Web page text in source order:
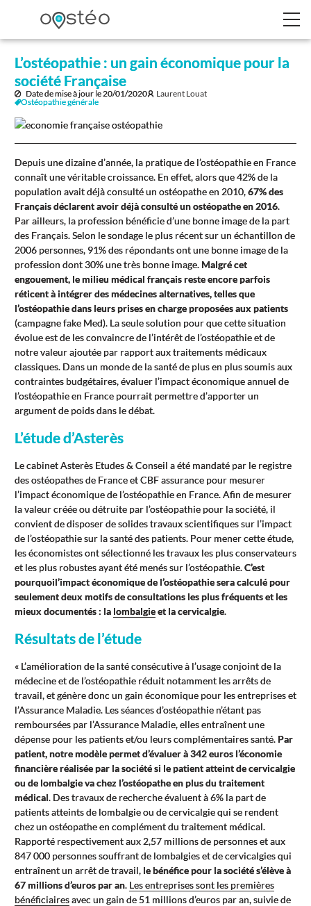
L’ostéopathie : un gain économique pour la
société Française
Date de mise à jour le20/01/2020
Laurent Louat
Ostéopathie générale
Depuis une dizaine d’année, la pratique de l’ostéopathie en France
connaît une véritable croissance. En effet, alors que 42% de la
population avait déjà consulté un ostéopathe en 2010,67% des
Français déclarent avoir déjà consulté un ostéopathe en 2016.
Par ailleurs, la profession bénéficie d’une bonne image de la part
des Français. Selon le sondage le plus récent sur un échantillon de
2006 personnes, 91% des répondants ont une bonne image de la
profession dont 30% une très bonne image. Malgré cet
engouement, le milieu médical français reste encore parfois
réticent à intégrer des médecines alternatives, telles que
l’ostéopathie dans leurs prises en charge proposées aux patients
(campagne fake Med). La seule solution pour que cette situation
évolue est de les convaincre de l’intérêt de l’ostéopathie et de
notre valeur ajoutée par rapport aux traitements médicaux
classiques. Dans un monde de la santé de plus en plus soumis aux
contraintes budgétaires, évaluer l’impact économique annuel de
l’ostéopathie en France pourrait permettre d’apporter un
argument de poids dans le débat.
L’étude d’Asterès
Le cabinet Asterès Etudes & Conseil a été mandaté par le registre
des ostéopathes de France et CBF assurance pour mesurer
l’impact économique de l’ostéopathie en France. Afin de mesurer
la valeur créée ou détruite par l’ostéopathie pour la société, il
convient de disposer de solides travaux scientifiques sur l’impact
de l’ostéopathie sur la santé des patients. Pour mener cette étude,
les économistes ont sélectionné les travaux les plus conservateurs
et les plus robustes ayant été menés sur l’ostéopathie.C’est
pourquoil’impact économique de l’ostéopathie sera calculé pour
seulement deux motifs de consultations les plus fréquents et les
mieux documentés : la lombalgieet la cervicalgie.
Résultats de l’étude
« L’amélioration de la santé consécutive à l’usage conjoint de la
médecine et de l’ostéopathie réduit notamment les arrêts de
travail, et génère donc un gain économique pour les entreprises et
l’Assurance Maladie. Les séances d’ostéopathie n’étant pas
remboursées par l’Assurance Maladie, elles entraînent une
dépense pour les patients et/ou leurs complémentaires santé. Par
patient, notre modèle permet d’évaluer à 342 euros l’économie
financière réalisée par la société si le patient atteint de cervicalgie
ou de lombalgie va chez l’ostéopathe en plus du traitement
médical. Des travaux de recherche évaluent à 6% la part de
patients atteints de lombalgie ou de cervicalgie qui se rendent
chez un ostéopathe en complément du traitement médical.
Rapporté respectivement aux 2,57 millions de personnes et aux
847 000 personnes souffrant de lombalgies et de cervicalgies qui
entraînent un arrêt de travail, le bénéfice pour la société s’élève à
67 millions d’euros par an. Les entreprises sont les premières
bénéficiairesavec un gain de 51 millions d’euros par an, suivie de